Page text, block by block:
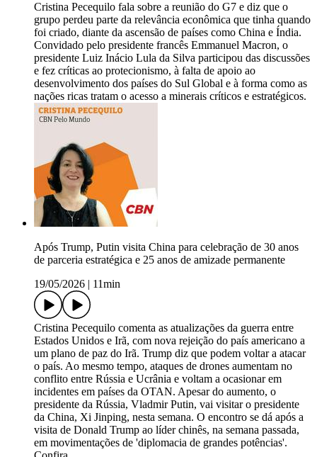
Cristina Pecequilo fala sobre a reunião do G7 e diz que o
grupo perdeu parte da relevância econômica que tinha quando
foi criado, diante da ascensão de países como China e Índia.
Convidado pelo presidente francês Emmanuel Macron, o
presidente Luiz Inácio Lula da Silva participou das discussões
e fez críticas ao protecionismo, à falta de apoio ao
desenvolvimento dos países do Sul Global e à forma como as
nações ricas tratam o acesso a minerais críticos e estratégicos.
Após Trump, Putin visita China para celebração de 30 anos
de parceria estratégica e 25 anos de amizade permanente
19/05/2026
11min
Cristina Pecequilo comenta as atualizações da guerra entre
Estados Unidos e Irã, com nova rejeição do país americano a
um plano de paz do Irã. Trump diz que podem voltar a atacar
o país. Ao mesmo tempo, ataques de drones aumentam no
conflito entre Rússia e Ucrânia e voltam a ocasionar em
incidentes em países da OTAN. Apesar do aumento, o
presidente da Rússia, Vladmir Putin, vai visitar o presidente
da China, Xi Jinping, nesta semana. O encontro se dá após a
visita de Donald Trump ao líder chinês, na semana passada,
em movimentações de 'diplomacia de grandes potências'.